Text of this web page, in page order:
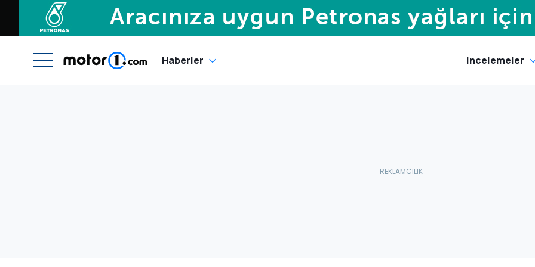
Haberler Incelemeler